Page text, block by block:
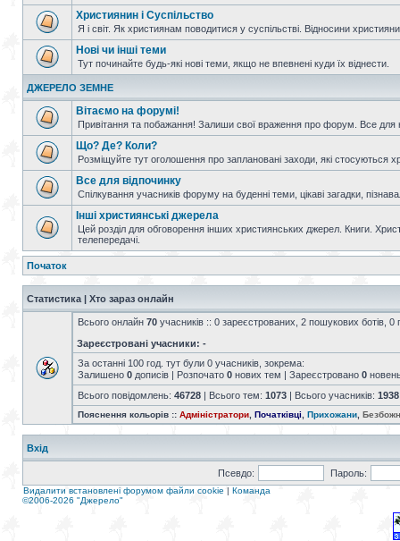
Християнин і Суспільство
Я і світ. Як християнам поводитися у суспільстві. Відносини
Нові чи інші теми
Тут починайте будь-які нові теми, якщо не впевнені куди їх віднести.
ДЖЕРЕЛО ЗЕМНЕ
Вітаємо на форумі!
Привітання та побажання! Залиши свої враження про форум. Все для
Що? Де? Коли?
Розміщуйте тут оголошення про заплановані заходи, які стосуються
Все для відпочинку
Спілкування учасників форуму на буденні теми, цікаві загадки,
Інші християнські джерела
Цей розділ для обговорення інших християнських джерел. Книги.
телепередачі.
Початок
Статистика | Хто зараз онлайн
Всього онлайн 70 учасників :: 0 зареєстрованих, 2 пошукових ботів, 0
Зареєстровані учасники: -
За останні 100 год. тут були 0 учасників, зокрема:
Залишено 0 дописів | Розпочато 0 нових тем | Зареєстровано 0
Всього повідомлень: 46728 | Всього тем: 1073 | Всього учасників: 1938
Пояснення кольорів :: Адміністратори Початківці Прихожани
Вхід
Псевдо: Пароль:
Видалити встановлені форумом файли cookie | Команда
©2006-2026 "Джерело"